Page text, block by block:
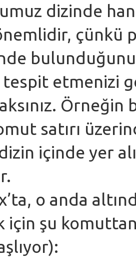
dizinde
çünkü
etmenizi
satırı
içinde yer
o anda
için şu